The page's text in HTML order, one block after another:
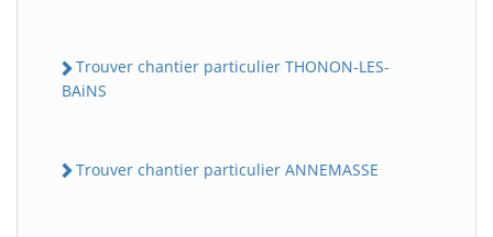
Trouver chantier particulier THONON-LES-
BAiNS
Trouver chantier particulier ANNEMASSE